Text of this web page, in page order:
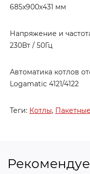
685х900х431 мм
Напряжение и
230Вт / 50Гц
Автоматика котлов
Logamatic 4121/4122
Теги: Котлы,